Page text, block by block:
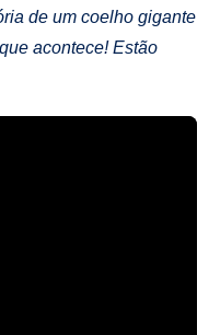
de um coelho gigante
acontece! Estão